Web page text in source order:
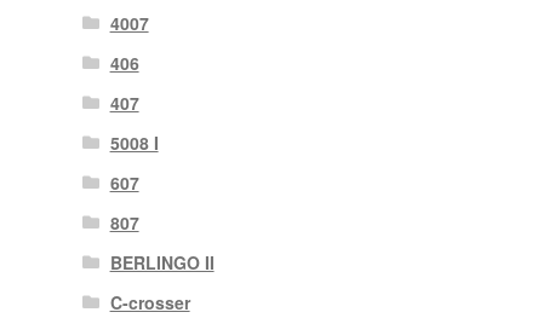
4007
406
407
5008 I
607
807
BERLINGO II
C-crosser